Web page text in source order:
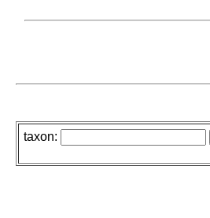
taxon: